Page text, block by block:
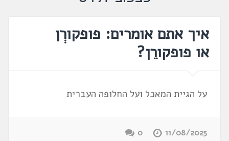
איך אתם אומרים: פופקורְן
או פופקורֵן?
על הגיית המאכל ועל החלופה העברית
11/08/2025
0